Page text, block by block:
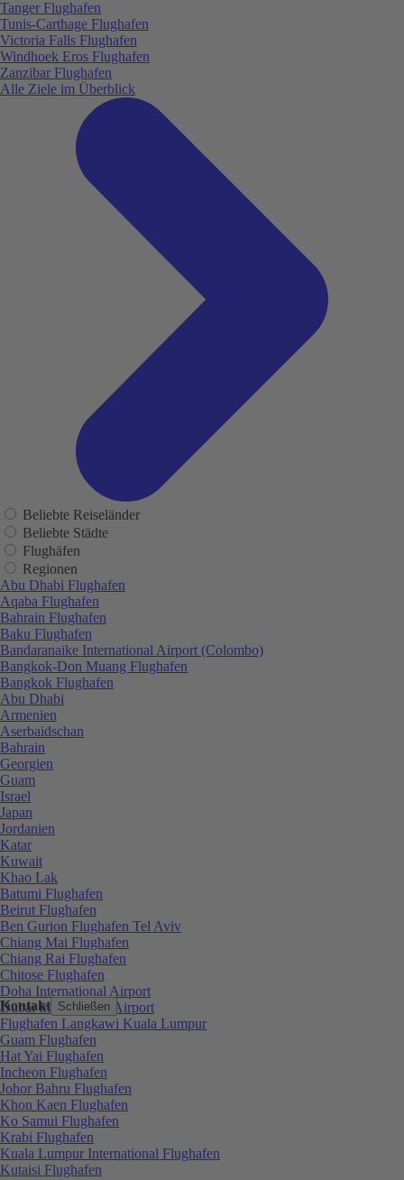
Kontakt Schließen
Tanger Flughafen
Tunis-Carthage Flughafen
Victoria Falls Flughafen
Windhoek Eros Flughafen
Zanzibar Flughafen
Alle Ziele im Überblick
Beliebte Reiseländer
Beliebte Städte
Flughäfen
Regionen
Abu Dhabi Flughafen
Aqaba Flughafen
Bahrain Flughafen
Baku Flughafen
Bandaranaike International Airport (Colombo)
Bangkok-Don Muang Flughafen
Bangkok Flughafen
Abu Dhabi
Armenien
Aserbaidschan
Bahrain
Georgien
Guam
Israel
Japan
Jordanien
Katar
Kuwait
Khao Lak
Batumi Flughafen
Beirut Flughafen
Ben Gurion Flughafen Tel Aviv
Chiang Mai Flughafen
Chiang Rai Flughafen
Chitose Flughafen
Doha International Airport
Dubai International Airport
Flughafen Langkawi Kuala Lumpur
Guam Flughafen
Hat Yai Flughafen
Incheon Flughafen
Johor Bahru Flughafen
Khon Kaen Flughafen
Ko Samui Flughafen
Krabi Flughafen
Kuala Lumpur International Flughafen
Kutaisi Flughafen